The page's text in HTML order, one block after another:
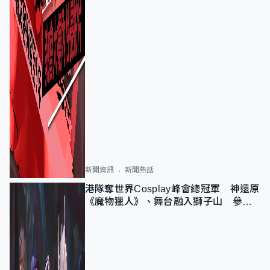
新聞資訊 新聞熱話
港隊奪世界Cosplay峰會總冠軍 神還原
《魔物獵人》、舞台融入獅子山 參賽